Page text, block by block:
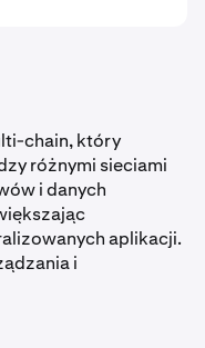
chain, który
różnymi sieciami
i danych
aplikacji.
i